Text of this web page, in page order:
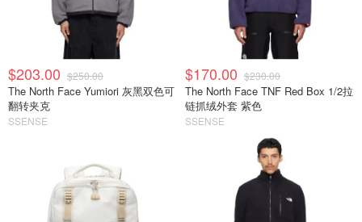
$203.00 $250.00
The North Face Yumiori 灰黑双色可
翻转夹克
SSENSE
$170.00 $230.00
The North Face TNF Red Box 1/2拉
链抓绒外套 紫色
SSENSE